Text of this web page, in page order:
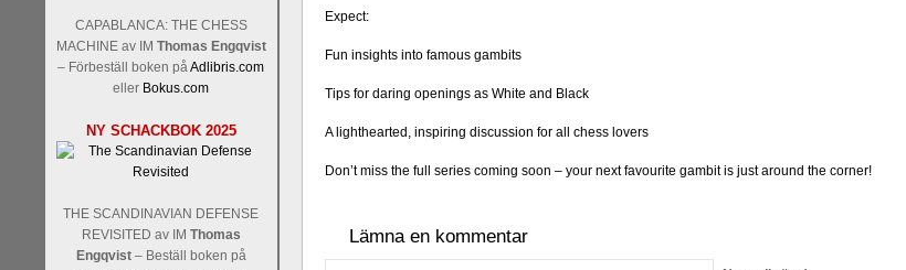
CAPABLANCA: THE CHESS
MACHINE av IM Thomas Engqvist
– Förbeställ boken påAdlibris.com
eller Bokus.com
NY SCHACKBOK 2025
THE SCANDINAVIAN DEFENSE
REVISITED av IM Thomas
Engqvist– Beställ boken på
Expect:
Fun insights into famous gambits
Tips for daring openings as White and Black
A lighthearted, inspiring discussion for all chess lovers
Don’t miss the full series coming soon – your next favourite gambit is just around the corner!
Lämna en kommentar